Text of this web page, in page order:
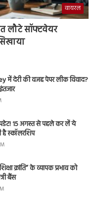
वायरल
लौटे सॉफ्टवेयर
में देरी की वजह पेपर लीक विवाद?
15 अगस्त से पहले कर लें ये
स्कॉलरशिप
क्रांति” के व्यापक प्रभाव को
बैंस